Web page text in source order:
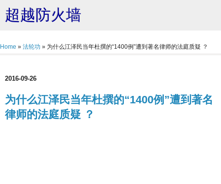
超越防火墙
Home » 法轮功 » 为什么江泽民当年杜撰的“1400例”遭到著名律师的法庭质疑 ？
2016-09-26
为什么江泽民当年杜撰的“1400例”遭到著名
律师的法庭质疑 ？